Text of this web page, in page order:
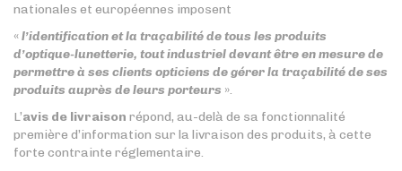
nationales et européennes imposent
«l’identification et la traçabilité de tous les produits
d’optique-lunetterie, tout industriel devant être en mesure de
permettre à ses clients opticiens de gérer la traçabilité de ses
produits auprès de leurs porteurs ».
L’avis de livraison répond, au-delà de sa fonctionnalité
première d’information sur la livraison des produits, à cette
forte contrainte réglementaire.